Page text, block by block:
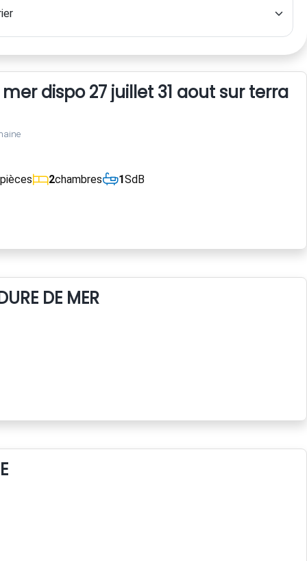
dispo 27 juillet 31 aout sur
pièces 2chambres 1SdB
DE MER